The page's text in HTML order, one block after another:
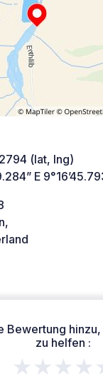
(lat, lng)
E
Bewertung
zu helfen :